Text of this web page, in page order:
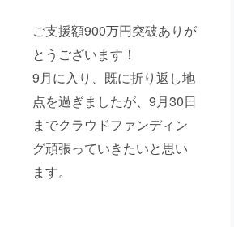
ご支援額900万円突破ありが
とうございます！
9月に入り、既に折り返し地
点を過ぎましたが、9月30日
までクラウドファンディン
グ頑張っていきたいと思い
ます。